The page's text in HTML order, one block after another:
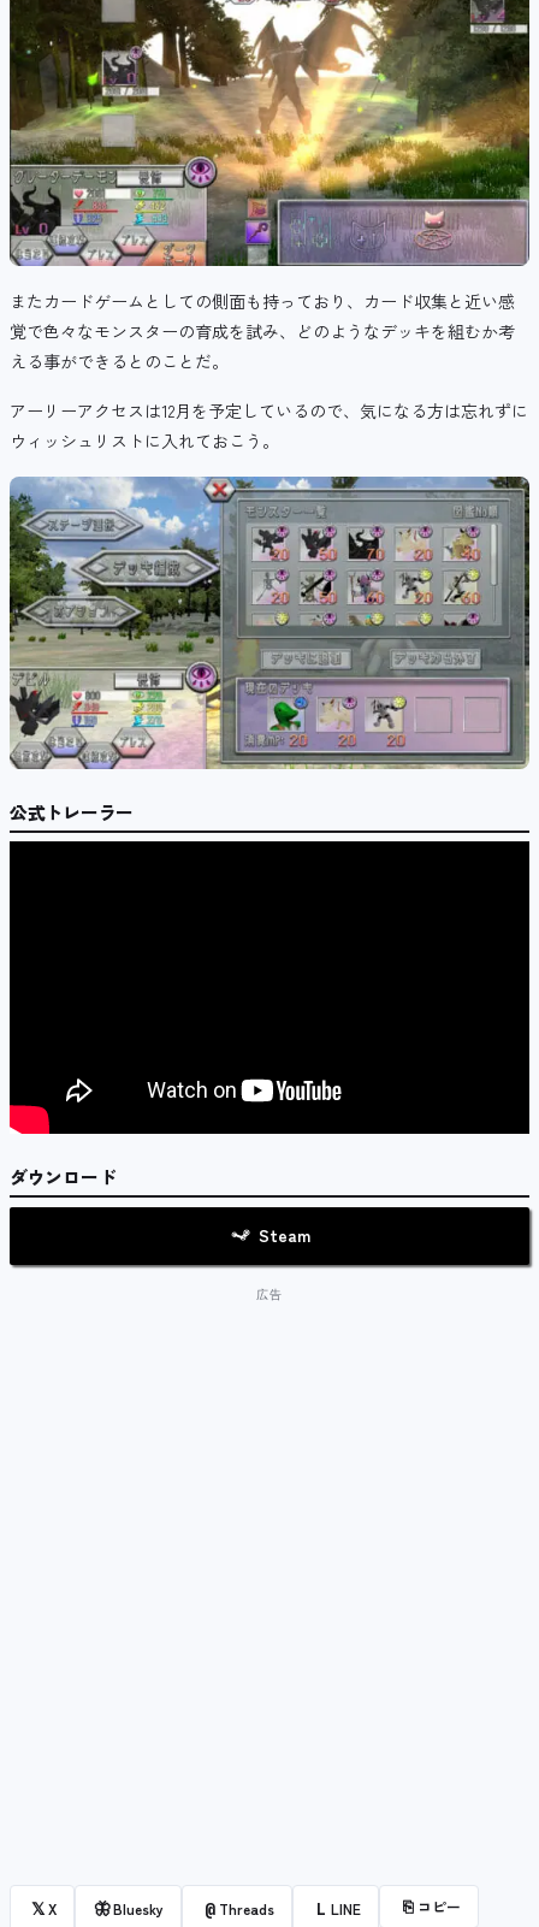
またカードゲームとしての側面も持っており、カード収集と近い感
覚で色々なモンスターの育成を試み、どのようなデッキを組むか考
える事ができるとのことだ。
アーリーアクセスは12月を予定しているので、気になる方は忘れずに
ウィッシュリストに入れておこう。
公式トレーラー
ダウンロード
Steam
𝕏X 🦋Bluesky @ Threads L LINE ⎘ コピー